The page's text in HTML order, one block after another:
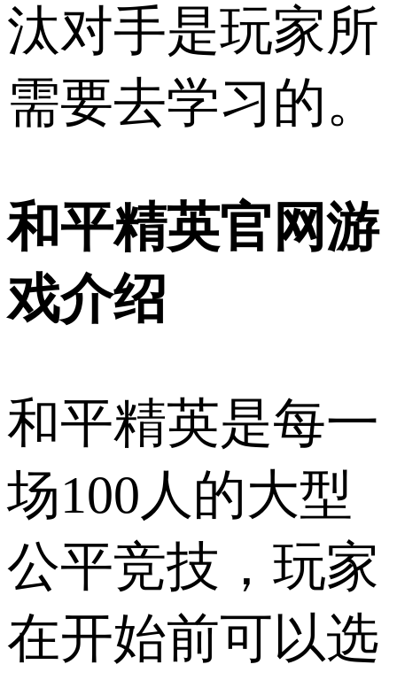
汰对手是玩家所
需要去学习的。
和平精英官网游
戏介绍
和平精英是每一
场100人的大型
公平竞技，玩家
在开始前可以选